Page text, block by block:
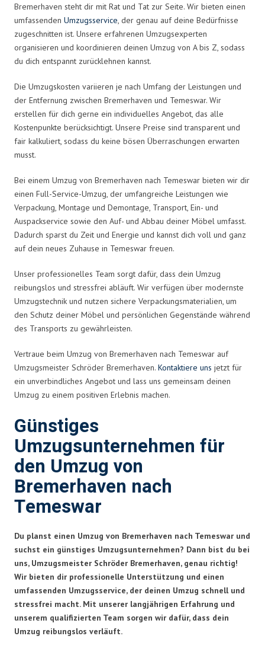
Bremerhaven steht dir mit Rat und Tat zur Seite. Wir bieten einen
umfassenden Umzugsservice, der genau auf deine Bedürfnisse
zugeschnitten ist. Unsere erfahrenen Umzugsexperten
organisieren und koordinieren deinen Umzug von A bis Z, sodass
du dich entspannt zurücklehnen kannst.
Die Umzugskosten variieren je nach Umfang der Leistungen und
der Entfernung zwischen Bremerhaven und Temeswar. Wir
erstellen für dich gerne ein individuelles Angebot, das alle
Kostenpunkte berücksichtigt. Unsere Preise sind transparent und
fair kalkuliert, sodass du keine bösen Überraschungen erwarten
musst.
Bei einem Umzug von Bremerhaven nach Temeswar bieten wir dir
einen Full-Service-Umzug, der umfangreiche Leistungen wie
Verpackung, Montage und Demontage, Transport, Ein- und
Auspackservice sowie den Auf- und Abbau deiner Möbel umfasst.
Dadurch sparst du Zeit und Energie und kannst dich voll und ganz
auf dein neues Zuhause in Temeswar freuen.
Unser professionelles Team sorgt dafür, dass dein Umzug
reibungslos und stressfrei abläuft. Wir verfügen über modernste
Umzugstechnik und nutzen sichere Verpackungsmaterialien, um
den Schutz deiner Möbel und persönlichen Gegenstände während
des Transports zu gewährleisten.
Vertraue beim Umzug von Bremerhaven nach Temeswar auf
Umzugsmeister Schröder Bremerhaven. Kontaktiere uns jetzt für
ein unverbindliches Angebot und lass uns gemeinsam deinen
Umzug zu einem positiven Erlebnis machen.
Günstiges
Umzugsunternehmen für
den Umzug von
Bremerhaven nach
Temeswar
Du planst einen Umzug von Bremerhaven nach Temeswar und
suchst ein günstiges Umzugsunternehmen? Dann bist du bei
uns, Umzugsmeister Schröder Bremerhaven, genau richtig!
Wir bieten dir professionelle Unterstützung und einen
umfassenden Umzugsservice, der deinen Umzug schnell und
stressfrei macht. Mit unserer langjährigen Erfahrung und
unserem qualifizierten Team sorgen wir dafür, dass dein
Umzug reibungslos verläuft.